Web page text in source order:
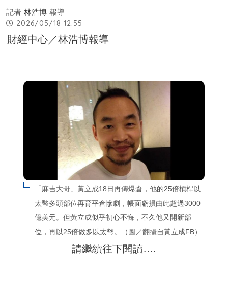
記者 林浩博 報導
2026/05/18 12:55
財經中心／林浩博報導
「麻吉大哥」黃立成18日再傳爆倉，他的25倍槓桿以
太幣多頭部位再育平倉慘劇，帳面虧損由此超過3000
億美元。但黃立成似乎初心不悔，不久他又開新部
位，再以25倍做多以太幣。（圖／翻攝自黃立成FB）
請繼續往下閱讀….